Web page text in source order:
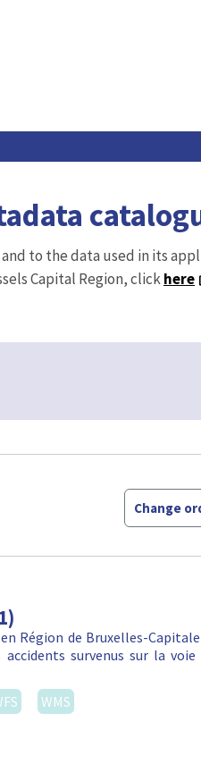
to the data used in its
Capital Region, clickhere
Change
Région de Bruxelles-
survenus sur la voie
WMS